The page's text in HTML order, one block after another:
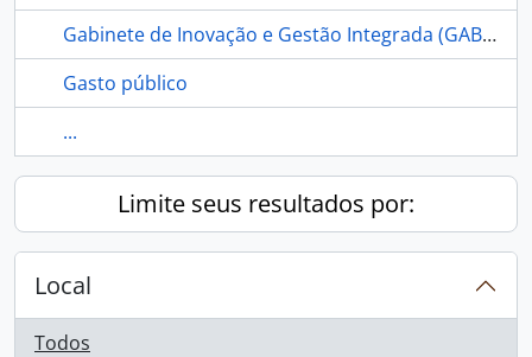
Gabinete de Inovação e Gestão Integrada (GABIN)
Gasto público
...
Limite seus resultados por:
Local
Todos